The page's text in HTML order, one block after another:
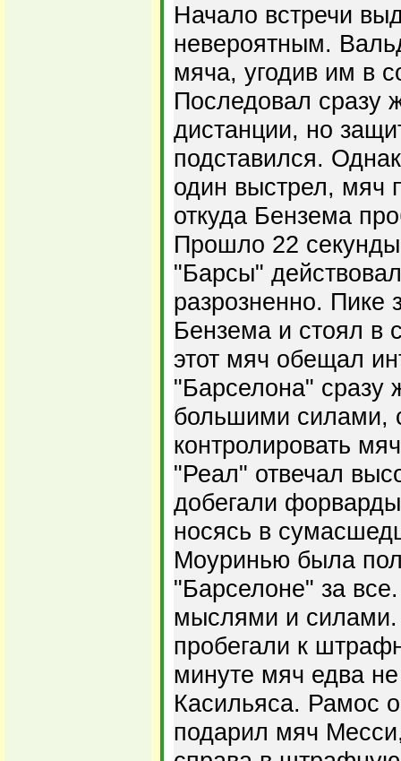
Начало встречи
невероятным.
мяча, угодив им в
Последовал сразу
дистанции, но
подставился.
один выстрел, мяч
откуда Бензема
Прошло 22
"Барсы"
разрозненно. Пике
Бензема и стоял в
этот мяч обещал
"Барселона" сразу
большими силами,
контролировать
"Реал" отвечал
добегали
носясь в
Моуринью была
"Барселоне" за
мыслями и силами.
пробегали к
минуте мяч едва
Касильяса. Рамос
подарил мяч